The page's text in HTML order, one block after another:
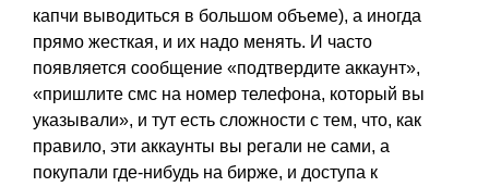
капчи выводиться в большом объеме), а иногда
прямо жесткая, и их надо менять. И часто
появляется сообщение «подтвердите аккаунт»,
«пришлите смс на номер телефона, который вы
указывали», и тут есть сложности с тем, что, как
правило, эти аккаунты вы регали не сами, а
покупали где-нибудь на бирже, и доступа к